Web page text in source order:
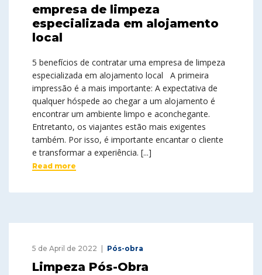
empresa de limpeza
especializada em alojamento
local
5 benefícios de contratar uma empresa de limpeza
especializada em alojamento local A primeira
impressão é a mais importante: A expectativa de
qualquer hóspede ao chegar a um alojamento é
encontrar um ambiente limpo e aconchegante.
Entretanto, os viajantes estão mais exigentes
também. Por isso, é importante encantar o cliente
e transformar a experiência. [...]
Read more
5 de April de 2022 Pós-obra
Limpeza Pós-Obra